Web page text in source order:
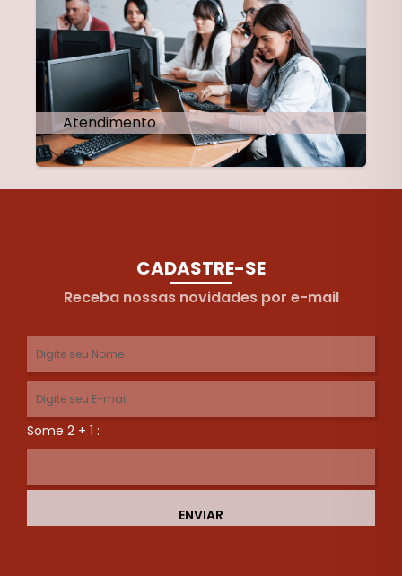
Atendimento
CADASTRE-SE
Receba nossas novidades por e-mail
Some 2 + 1 :
ENVIAR